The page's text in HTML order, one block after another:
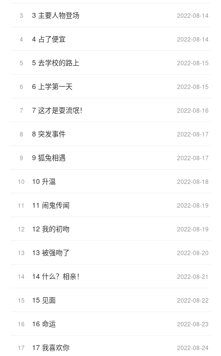
3 3 主要人物登场 2022-08-14
4 4 占了便宜 2022-08-14
5 5 去学校的路上 2022-08-15
6 6 上学第一天 2022-08-15
7 7 这才是耍流氓！ 2022-08-16
8 8 突发事件 2022-08-17
9 9 狐兔相遇 2022-08-17
10 10 升温 2022-08-18
11 11 闹鬼传闻 2022-08-19
12 12 我的初吻 2022-08-19
13 13 被强吻了 2022-08-20
14 14 什么？相亲！ 2022-08-21
15 15 见面 2022-08-22
16 16 命运 2022-08-23
17 17 我喜欢你 2022-08-24